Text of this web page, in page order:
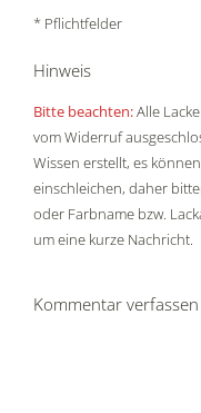
* Pflichtfelder
Hinweis
Bitte beachten:Alle
vom Widerruf
Wissen erstellt, es
einschleichen, daher
oder Farbname bzw.
um eine kurze Nachricht.
Kommentar verfassen